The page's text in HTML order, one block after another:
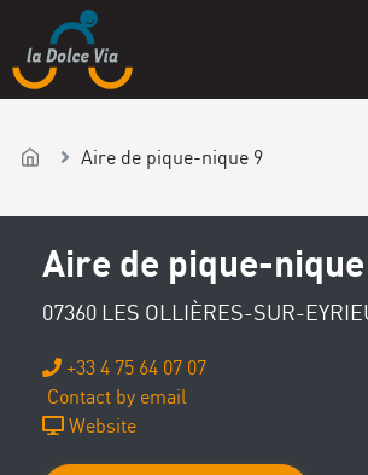
Aire de pique-nique 9
Aire de pique-
07360 LES OLLIÈRES-SUR-
+33 4 75 64 07 07
Contact by email
Website